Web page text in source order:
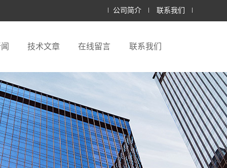
公司简介 联系我们
技术文章 在线留言 联系我们